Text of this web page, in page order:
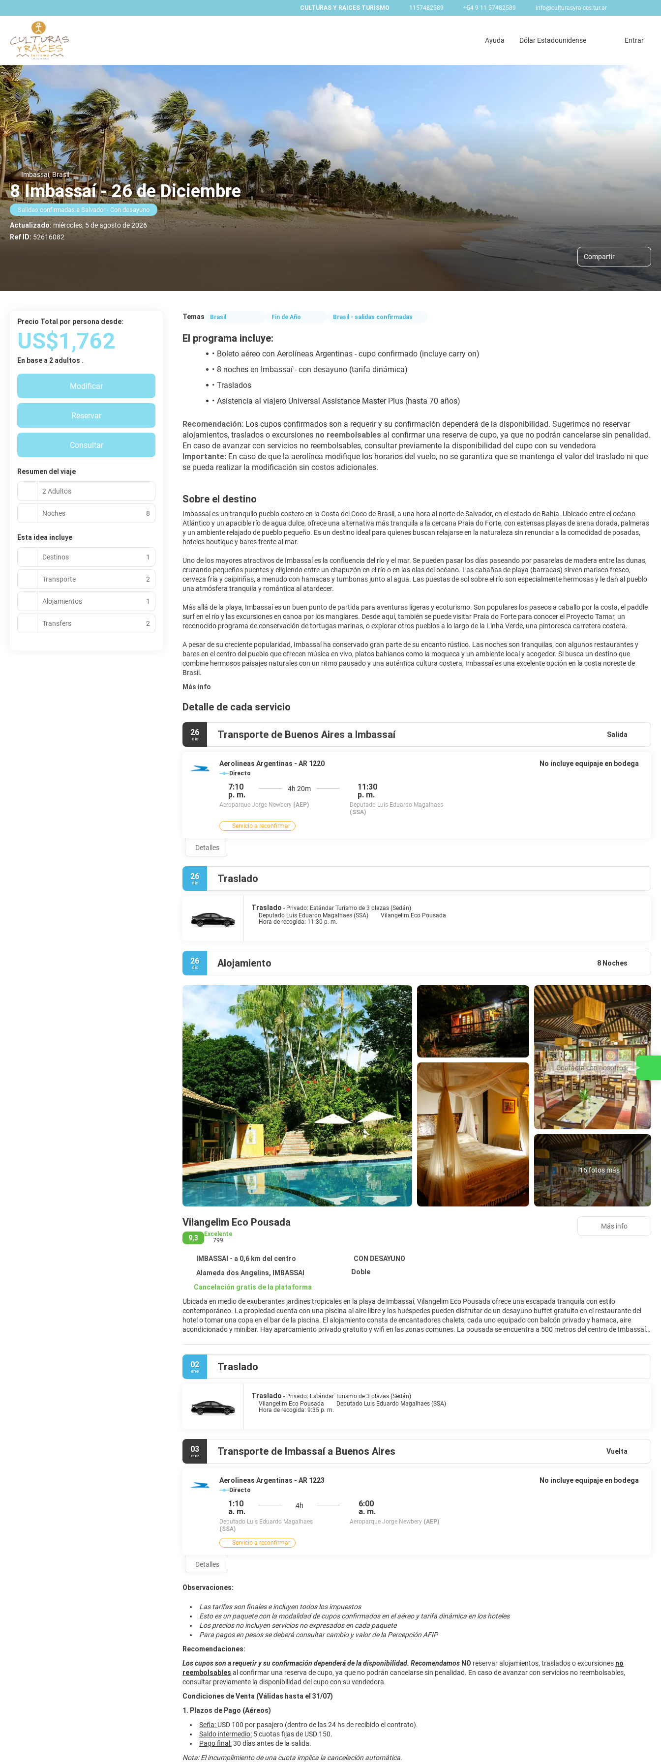
CULTURAS Y RAICES TURISMO 1157482589 +54 9 11 57482589 info@culturasyraices.tur.ar
Ayuda Dólar Estadounidense Entrar
Imbassaí, Brasil
8 Imbassaí - 26 de Diciembre
Salidas confirmadas a Salvador - Con desayuno
Actualizado: miércoles, 5 de agosto de 2026
Ref ID: 52616082
Compartir
Temas Brasil Fin de Año Brasil - salidas confirmadas
El programa incluye:
Boleto aéreo con Aerolíneas Argentinas - cupo confirmado (incluye carry on)
8 noches en Imbassaí - con desayuno (tarifa dinámica)
Traslados
Asistencia al viajero Universal Assistance Master Plus (hasta 70 años)
Recomendación: Los cupos confirmados son a requerir y su confirmación dependerá de la disponibilidad. Sugerimos no reservar
alojamientos, traslados o excursiones no reembolsables al confirmar una reserva de cupo, ya que no podrán cancelarse sin penalidad.
En caso de avanzar con servicios no reembolsables, consultar previamente la disponibilidad del cupo con su vendedora
Importante: En caso de que la aerolínea modifique los horarios del vuelo, no se garantiza que se mantenga el valor del traslado ni que
se pueda realizar la modificación sin costos adicionales.
Sobre el destino
Imbassaí es un tranquilo pueblo costero en la Costa del Coco de Brasil, a una hora al norte de Salvador, en el estado de Bahía. Ubicado entre el océano
Atlántico y un apacible río de agua dulce, ofrece una alternativa más tranquila a la cercana Praia do Forte, con extensas playas de arena dorada, palmeras
y un ambiente relajado de pueblo pequeño. Es un destino ideal para quienes buscan relajarse en la naturaleza sin renunciar a la comodidad de posadas,
hoteles boutique y bares frente al mar.
Uno de los mayores atractivos de Imbassaí es la confluencia del río y el mar. Se pueden pasar los días paseando por pasarelas de madera entre las dunas,
cruzando pequeños puentes y eligiendo entre un chapuzón en el río o en las olas del océano. Las cabañas de playa (barracas) sirven marisco fresco,
cerveza fría y caipiriñas, a menudo con hamacas y tumbonas junto al agua. Las puestas de sol sobre el río son especialmente hermosas y le dan al pueblo
una atmósfera tranquila y romántica al atardecer.
Más allá de la playa, Imbassaí es un buen punto de partida para aventuras ligeras y ecoturismo. Son populares los paseos a caballo por la costa, el paddle
surf en el río y las excursiones en canoa por los manglares. Desde aquí, también se puede visitar Praia do Forte para conocer el Proyecto Tamar, un
reconocido programa de conservación de tortugas marinas, o explorar otros pueblos a lo largo de la Linha Verde, una pintoresca carretera costera.
A pesar de su creciente popularidad, Imbassaí ha conservado gran parte de su encanto rústico. Las noches son tranquilas, con algunos restaurantes y
bares en el centro del pueblo que ofrecen música en vivo, platos bahianos como la moqueca y un ambiente local y acogedor. Si busca un destino que
combine hermosos paisajes naturales con un ritmo pausado y una auténtica cultura costera, Imbassaí es una excelente opción en la costa noreste de
Brasil.
Más info
Detalle de cada servicio
26
dic Transporte de Buenos Aires a Imbassaí Salida
Aerolineas Argentinas - AR 1220
Directo
7:10
p. m.
Aeroparque Jorge Newbery (AEP)
4h 20m
11:30
p. m.
Deputado Luis Eduardo Magalhaes
(SSA)
Servicio a reconfirmar
No incluye equipaje en bodega
Detalles
26
dic Traslado
Traslado - Privado: Estándar Turismo de 3 plazas (Sedán)
Deputado Luis Eduardo Magalhaes (SSA)
Vilangelim Eco Pousada
Hora de recogida: 11:30 p. m.
26
dic Alojamiento 8 Noches
16 fotos más
Vilangelim Eco Pousada
9,3
Excelente
799
IMBASSAI - a 0,6 km del centro
CON DESAYUNO
Alameda dos Angelins, IMBASSAI
Doble
Cancelación gratis de la plataforma
Ubicada en medio de exuberantes jardines tropicales en la playa de Imbassaí, Vilangelim Eco Pousada ofrece una escapada tranquila con estilo
contemporáneo. La propiedad cuenta con una piscina al aire libre y los huéspedes pueden disfrutar de un desayuno buffet gratuito en el restaurante del
hotel o tomar una copa en el bar de la piscina. El alojamiento consta de encantadores chalets, cada uno equipado con balcón privado y hamaca, aire
acondicionado y minibar. Hay aparcamiento privado gratuito y wifi en las zonas comunes. La pousada se encuentra a 500 metros del centro de Imbassaí y
Más info
02
ene Traslado
Traslado - Privado: Estándar Turismo de 3 plazas (Sedán)
Vilangelim Eco Pousada
Deputado Luis Eduardo Magalhaes (SSA)
Hora de recogida: 9:35 p. m.
03
ene Transporte de Imbassaí a Buenos Aires Vuelta
Aerolineas Argentinas - AR 1223
Directo
1:10
a. m.
Deputado Luis Eduardo Magalhaes
(SSA)
4h
6:00
a. m.
Aeroparque Jorge Newbery (AEP)
Servicio a reconfirmar
No incluye equipaje en bodega
Detalles
Observaciones:
Las tarifas son finales e incluyen todos los impuestos
Esto es un paquete con la modalidad de cupos confirmados en el aéreo y tarifa dinámica en los hoteles
Los precios no incluyen servicios no expresados en cada paquete
Para pagos en pesos se deberá consultar cambio y valor de la Percepción AFIP
Recomendaciones:
Los cupos son a requerir y su confirmación dependerá de la disponibilidad. Recomendamos NO reservar alojamientos, traslados o excursiones no
reembolsables al confirmar una reserva de cupo, ya que no podrán cancelarse sin penalidad. En caso de avanzar con servicios no reembolsables,
consultar previamente la disponibilidad del cupo con su vendedora.
Condiciones de Venta (Válidas hasta el 31/07)
1. Plazos de Pago (Aéreos)
Seña: USD 100 por pasajero (dentro de las 24 hs de recibido el contrato).
Saldo intermedio: 5 cuotas fijas de USD 150.
Pago final:30 días antes de la salida.
Nota: El incumplimiento de una cuota implica la cancelación automática.
Precio Total por persona desde:
US$1,762
En base a 2 adultos .
Modificar
Reservar
Consultar
Resumen del viaje
2 Adultos
Noches 8
Esta idea incluye
Destinos 1
Transporte 2
Alojamientos 1
Transfers 2
Contacta con nosotros